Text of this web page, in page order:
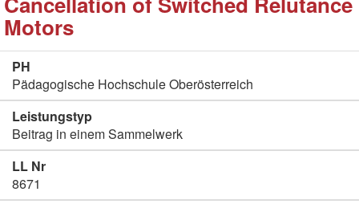
Motors
PH
Pädagogische Hochschule Oberösterreich
Leistungstyp
Beitrag in einem Sammelwerk
LL Nr
8671